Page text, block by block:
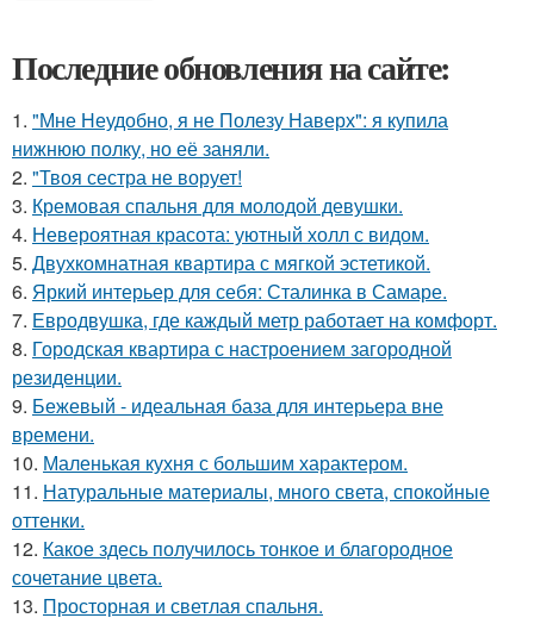
Последние обновления на сайте:
1. "Мне Неудобно, я не Полезу Наверх": я купила
нижнюю полку, но её заняли.
2. "Твоя сестра не ворует!
3. Кремовая спальня для молодой девушки.
4. Невероятная красота: уютный холл с видом.
5. Двухкомнатная квартира с мягкой эстетикой.
6. Яркий интерьер для себя: Сталинка в Самаре.
7. Евродвушка, где каждый метр работает на комфорт.
8. Городская квартира с настроением загородной
резиденции.
9. Бежевый - идеальная база для интерьера вне
времени.
10. Маленькая кухня с большим характером.
11. Натуральные материалы, много света, спокойные
оттенки.
12. Какое здесь получилось тонкое и благородное
сочетание цвета.
13. Просторная и светлая спальня.